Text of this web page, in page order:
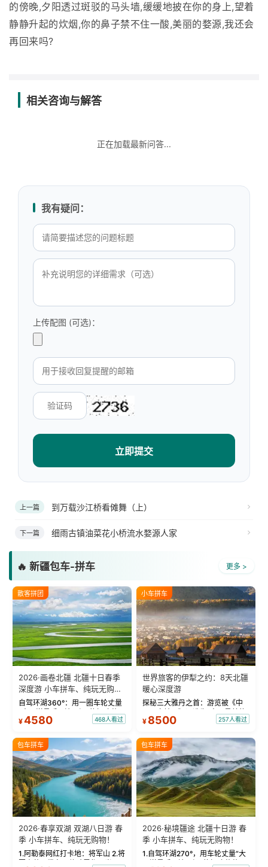
的傍晚,夕阳透过斑驳的马头墙,缓缓地披在你的身上,望着
静静升起的炊烟,你的鼻子禁不住一酸,美丽的婺源,我还会
再回来吗?
相关咨询与解答
正在加载最新问答...
我有疑问：
上传配图 (可选)：
立即提交
上一篇 到万载沙江桥看傩舞（上）
下一篇 细雨古镇油菜花小桥流水婺源人家
🔥 新疆包车-拼车 更多 >
散客拼团
2026·画卷北疆 北疆十日春季
深度游 小车拼车、纯玩无购
物！
自驾环湖360°：用一圈车轮丈量
“大西洋最后一滴眼泪”的极致蔚
蓝。 赛湖旅拍：甄选多款风格服
绝美瞬间。 赛湖坦克300跟车视
频：专业摄影师...
¥4580 468人看过
小车拼车
世界旅客的伊犁之约：8天北疆
暖心深度游
探秘三大雅丹之首：游览被《中
国国家地理》评选为“中国最美的
三大雅丹”第一名的克拉玛依魔鬼
瓦人最大村落——禾木村，欣赏
晨雾与小木...
¥ 8500 257人看过
包车拼车
2026·春享双湖 双湖八日游 春
季 小车拼车、纯玩无购物！
1.阿勒泰网红打卡地：将军山 2.将
军山落日缆车，体验雪都风光 3.
包车拼车
2026·秘境疆途 北疆十日游 春
季 小车拼车、纯玩无购物！
1.自驾环湖270°，用车轮丈量“大
西洋最后一滴眼泪”的极致蔚蓝，